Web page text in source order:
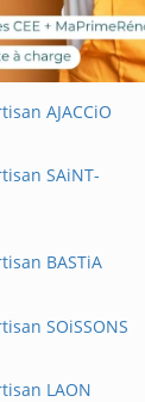
AJACCiO
SAiNT-
BASTiA
SOiSSONS
LAON